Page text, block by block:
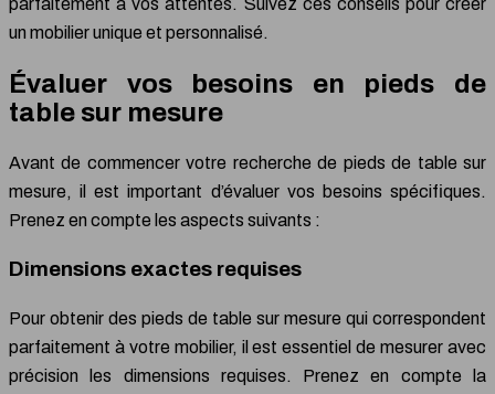
un mobilier unique et personnalisé.
Évaluer vos besoins en pieds de
table sur mesure
Avant de commencer votre recherche de pieds de table sur
mesure, il est important d’évaluer vos besoins spécifiques.
Prenez en compte les aspects suivants :
Dimensions exactes requises
Pour obtenir des pieds de table sur mesure qui correspondent
parfaitement à votre mobilier, il est essentiel de mesurer avec
précision les dimensions requises. Prenez en compte la